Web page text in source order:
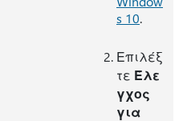
s 10.
Επιλέξ
τε Έλε
γχος
για